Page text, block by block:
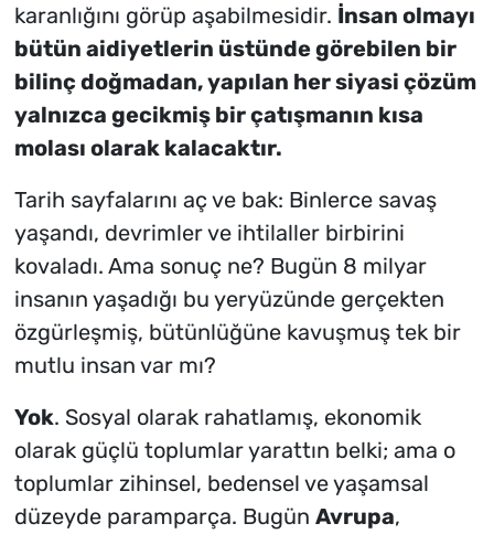
karanlığını görüp aşabilmesidir. İnsan olmayı
bütün aidiyetlerin üstünde görebilen bir
bilinç doğmadan, yapılan her siyasi çözüm
yalnızca gecikmiş bir çatışmanın kısa
molası olarak kalacaktır.
Tarih sayfalarını aç ve bak: Binlerce savaş
yaşandı, devrimler ve ihtilaller birbirini
kovaladı. Ama sonuç ne? Bugün 8 milyar
insanın yaşadığı bu yeryüzünde gerçekten
özgürleşmiş, bütünlüğüne kavuşmuş tek bir
mutlu insan var mı?
Yok. Sosyal olarak rahatlamış, ekonomik
olarak güçlü toplumlar yarattın belki; ama o
toplumlar zihinsel, bedensel ve yaşamsal
düzeyde paramparça. Bugün Avrupa,